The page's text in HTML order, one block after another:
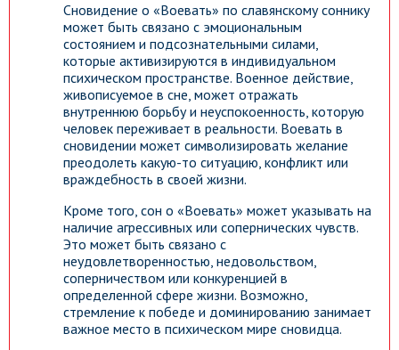
Сновидение о «Воевать» по славянскому соннику
может быть связано с эмоциональным
состоянием и подсознательными силами,
которые активизируются в индивидуальном
психическом пространстве. Военное действие,
живописуемое в сне, может отражать
внутреннюю борьбу и неуспокоенность, которую
человек переживает в реальности. Воевать в
сновидении может символизировать желание
преодолеть какую-то ситуацию, конфликт или
враждебность в своей жизни.
Кроме того, сон о «Воевать» может указывать на
наличие агрессивных или сопернических чувств.
Это может быть связано с
неудовлетворенностью, недовольством,
соперничеством или конкуренцией в
определенной сфере жизни. Возможно,
стремление к победе и доминированию занимает
важное место в психическом мире сновидца.